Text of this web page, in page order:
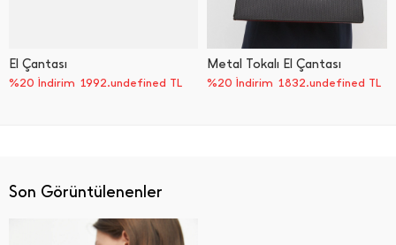
El Çantası
%20 İndirim 1992.undefined TL
Metal Tokalı El Çantası
%20 İndirim 1832.undefined TL
Son Görüntülenenler